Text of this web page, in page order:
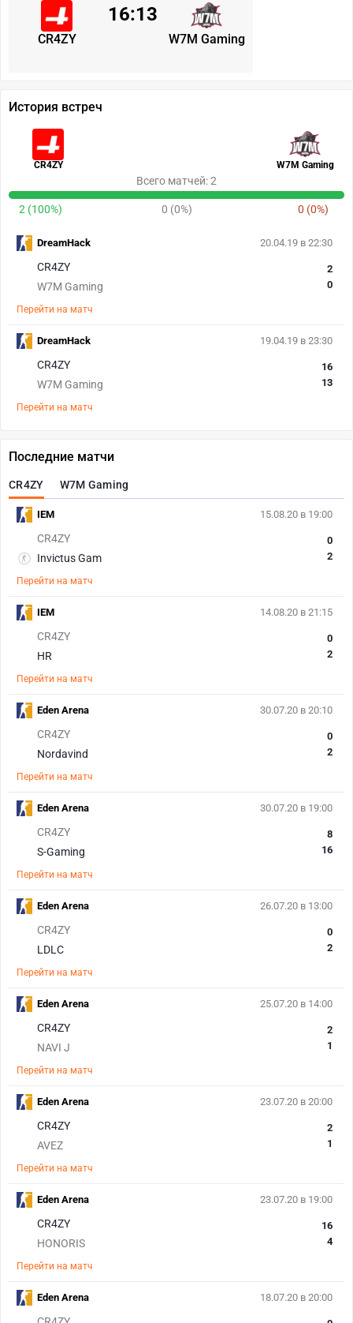
CR4ZY W7M Gaming
16:13
История встреч
CR4ZY W7M Gaming
Всего матчей: 2
2 (100%) 0 (0%) 0 (0%)
20.04.19 в 22:30
CR4ZY
W7M Gaming
2
0
Перейти на матч
DreamHack
19.04.19 в 23:30
CR4ZY
W7M Gaming
16
13
Перейти на матч
DreamHack
Последние матчи
CR4ZY W7M Gaming
15.08.20 в 19:00
CR4ZY
Invictus Gam
0
2
Перейти на матч
IEM
14.08.20 в 21:15
CR4ZY
HR
0
2
Перейти на матч
IEM
30.07.20 в 20:10
CR4ZY
Nordavind
0
2
Перейти на матч
Eden Arena
30.07.20 в 19:00
CR4ZY
S-Gaming
8
16
Перейти на матч
Eden Arena
26.07.20 в 13:00
CR4ZY
LDLC
0
2
Перейти на матч
Eden Arena
25.07.20 в 14:00
CR4ZY
NAVI J
2
1
Перейти на матч
Eden Arena
23.07.20 в 20:00
CR4ZY
AVEZ
2
1
Перейти на матч
Eden Arena
23.07.20 в 19:00
CR4ZY
HONORIS
16
4
Перейти на матч
Eden Arena
18.07.20 в 20:00
Eden Arena